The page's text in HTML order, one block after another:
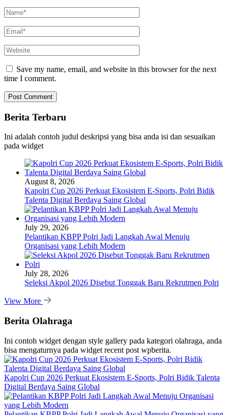
Save my name, email, and website in this browser for the next
time I comment.
Berita Terbaru
Ini adalah contoh judul deskripsi yang bisa anda isi dan sesuaikan
pada widget
August 8, 2026
Kapolri Cup 2026 Perkuat Ekosistem E-Sports, Polri Bidik
Talenta Digital Berdaya Saing Global
July 29, 2026
Pelantikan KBPP Polri Jadi Langkah Awal Menuju
Organisasi yang Lebih Modern
July 28, 2026
Seleksi Akpol 2026 Disebut Tonggak Baru Rekrutmen Polri
View More
Berita Olahraga
Ini contoh widget dengan style gallery pada kategori olahraga, anda
bisa mengaturnya pada widget recent post wpberita.
Kapolri Cup 2026 Perkuat Ekosistem E-Sports, Polri Bidik Talenta
Digital Berdaya Saing Global